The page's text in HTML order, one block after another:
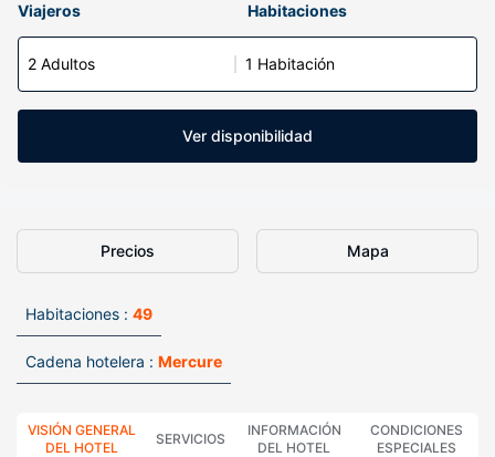
Viajeros Habitaciones
2 Adultos 1 Habitación
Ver disponibilidad
Precios Mapa
Habitaciones : 49
Cadena hotelera : Mercure
VISIÓN GENERAL
DEL HOTEL
SERVICIOS
INFORMACIÓN
DEL HOTEL
CONDICIONES
ESPECIALES